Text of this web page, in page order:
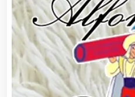
Artes Gráficas
Artesanías